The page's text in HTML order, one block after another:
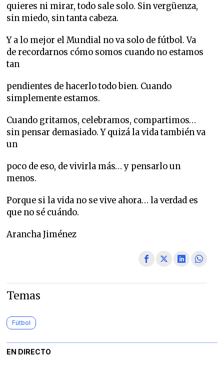
quieres ni mirar, todo sale solo. Sin vergüenza,
sin miedo, sin tanta cabeza.
Y a lo mejor el Mundial no va solo de fútbol. Va
de recordarnos cómo somos cuando no estamos
tan
pendientes de hacerlo todo bien. Cuando
simplemente estamos.
Cuando gritamos, celebramos, compartimos…
sin pensar demasiado. Y quizá la vida también va
un
poco de eso, de vivirla más… y pensarlo un
menos.
Porque si la vida no se vive ahora… la verdad es
que no sé cuándo.
Arancha Jiménez
Temas
Fútbol
EN DIRECTO